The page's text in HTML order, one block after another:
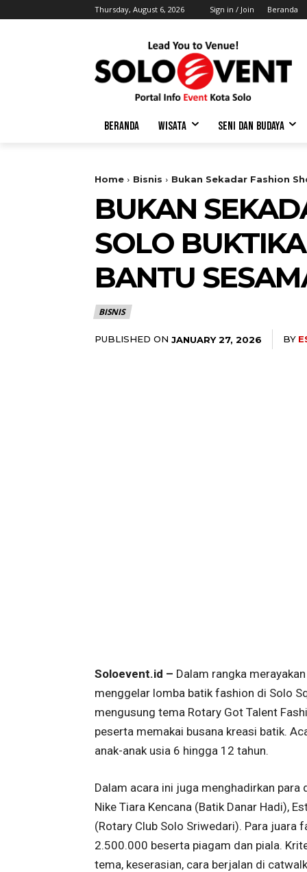
Thursday, August 6, 2026 Sign in / Join Beranda
BERANDA WISATA SENI DAN BUDAYA
Home Bisnis Bukan Sekadar Fashion
BUKAN
SOLO
BANTU
BISNIS
PUBLISHED ON JANUARY 27, 2026 BY
Soloevent.id – Dalam rangka
menggelar lomba batik fashion di Solo
mengusung tema Rotary Got Talent
peserta memakai busana kreasi batik.
anak-anak usia 6 hingga 12 tahun.
Dalam acara ini juga menghadirkan
Nike Tiara Kencana (Batik Danar Hadi),
(Rotary Club Solo Sriwedari). Para juara
2.500.000 beserta piagam dan piala.
tema, keserasian, cara berjalan di